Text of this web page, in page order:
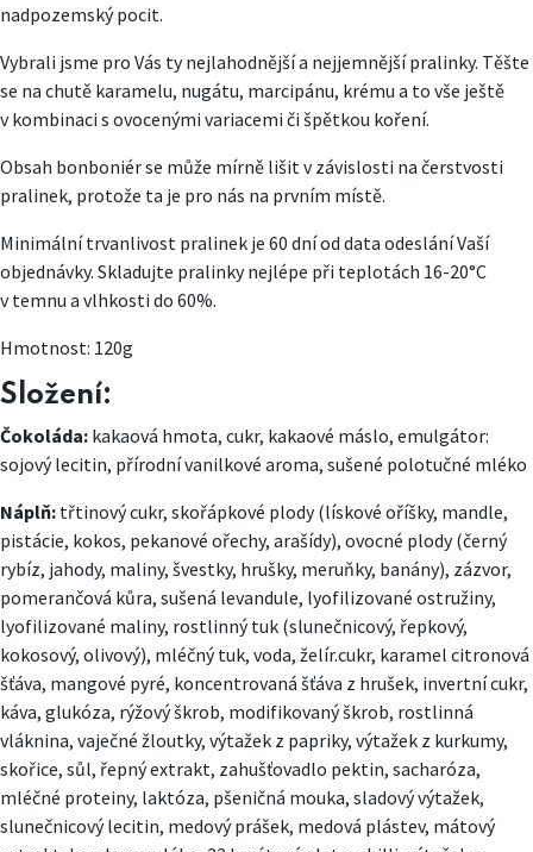
nadpozemský pocit.
Vybrali jsme pro Vás ty nejlahodnější a nejjemnější pralinky. Těšte
se na chutě karamelu, nugátu, marcipánu, krému a to vše ještě
v kombinaci s ovocenými variacemi či špětkou koření.
Obsah bonboniér se může mírně lišit v závislosti na čerstvosti
pralinek, protože ta je pro nás na prvním místě.
Minimální trvanlivost pralinek je 60 dní od data odeslání Vaší
objednávky. Skladujte pralinky nejlépe při teplotách 16-20°C
v temnu a vlhkosti do 60%.
Hmotnost: 120g
Složení:
Čokoláda: kakaová hmota, cukr, kakaové máslo, emulgátor:
sojový lecitin, přírodní vanilkové aroma, sušené polotučné mléko
Náplň: třtinový cukr, skořápkové plody (lískové oříšky, mandle,
pistácie, kokos, pekanové ořechy, arašídy), ovocné plody (černý
rybíz, jahody, maliny, švestky, hrušky, meruňky, banány), zázvor,
pomerančová kůra, sušená levandule, lyofilizované ostružiny,
lyofilizované maliny, rostlinný tuk (slunečnicový, řepkový,
kokosový, olivový), mléčný tuk, voda, želír.cukr, karamel citronová
šťáva, mangové pyré, koncentrovaná šťáva z hrušek, invertní cukr,
káva, glukóza, rýžový škrob, modifikovaný škrob, rostlinná
vláknina, vaječné žloutky, výtažek z papriky, výtažek z kurkumy,
skořice, sůl, řepný extrakt, zahušťovadlo pektin, sacharóza,
mléčné proteiny, laktóza, pšeničná mouka, sladový výtažek,
slunečnicový lecitin, medový prášek, medová plástev, mátový